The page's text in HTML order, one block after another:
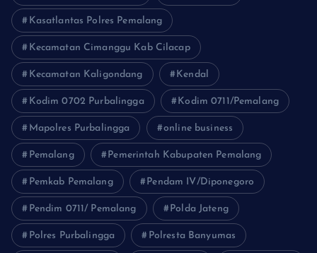
Kasatlantas Polres Pemalang
Kecamatan Cimanggu Kab Cilacap
Kecamatan Kaligondang Kendal
Kodim 0702 Purbalingga Kodim 0711/Pemalang
Mapolres Purbalingga online business
Pemalang Pemerintah Kabupaten Pemalang
Pemkab Pemalang Pendam IV/Diponegoro
Pendim 0711/ Pemalang Polda Jateng
Polres Purbalingga Polresta Banyumas